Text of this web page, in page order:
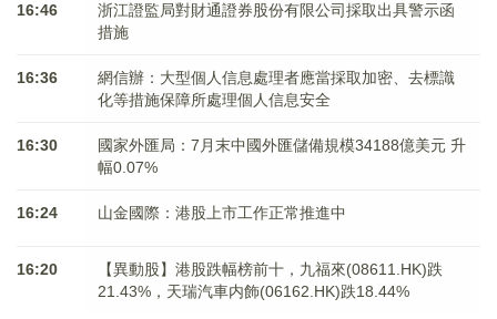
16:46
浙江證監局對財通證券股份有限公司採取出具警示函
措施
16:36
網信辦：大型個人信息處理者應當採取加密、去標識
化等措施保障所處理個人信息安全
16:30
國家外匯局：7月末中國外匯儲備規模34188億美元 升
幅0.07%
16:24 山金國際：港股上市工作正常推進中
16:20
【異動股】港股跌幅榜前十，九福來(08611.HK)跌
21.43%，天瑞汽車内飾(06162.HK)跌18.44%